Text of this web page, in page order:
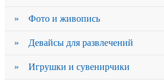
» Фото и живопись
» Девайсы для развлечений
» Игрушки и сувенирчики